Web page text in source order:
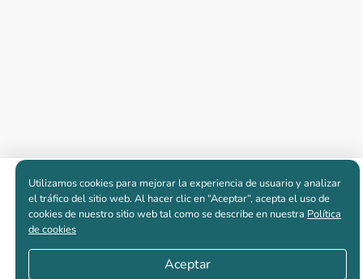
Apartamentos nuevos
Casas nuevas en venta
Utilizamos cookies para mejorar la experiencia de usuario y analizar
el tráfico del sitio web. Al hacer clic en “Aceptar“, acepta el uso de
cookies de nuestro sitio web tal como se describe en nuestra Política
de cookies
Aceptar